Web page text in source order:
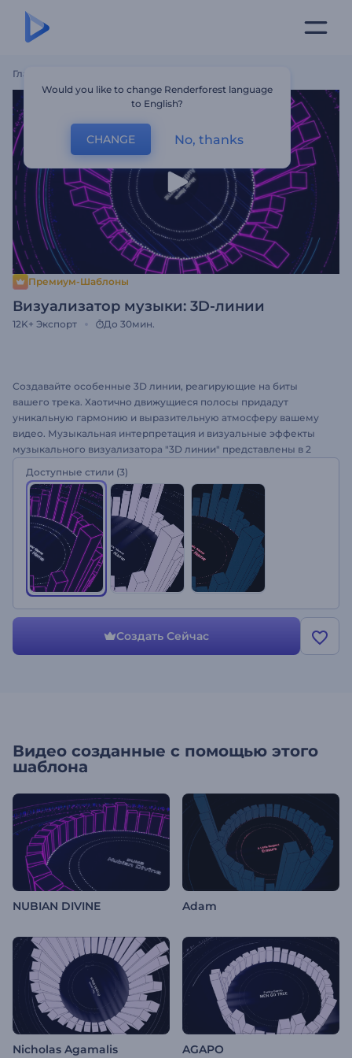
Главная
Премиум-Шаблоны
Визуализатор музыки: 3D-линии
12K+ Экспорт До 30мин.
Создавайте особенные 3D линии, реагирующие на биты
вашего трека. Хаотично движущиеся полосы придадут
уникальную гармонию и выразительную атмосферу вашему
видео. Музыкальная интерпретация и визуальные эффекты
музыкального визуализатора "3D линии" представлены в 2
потрясающими движениями для представления вашего
нового трека, продвижения канала YouTube, ТВ-программ,
музыкальных проектов и много другого. Загрузите свой
музыкальный трек сегодня. Это бесплатно!
Доступные стили (3)
Создать Сейчас
Видео созданные с помощью этого
шаблона
NUBIAN DIVINE Adam
Nicholas Agamalis AGAPO
Would you like to change Renderforest language
to English?
CHANGE No, thanks